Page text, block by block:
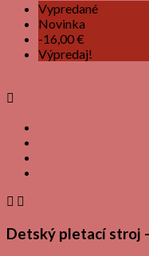
Vypredané
Novinka
-16,00 €
Výpredaj!

 
Detský pletací stroj